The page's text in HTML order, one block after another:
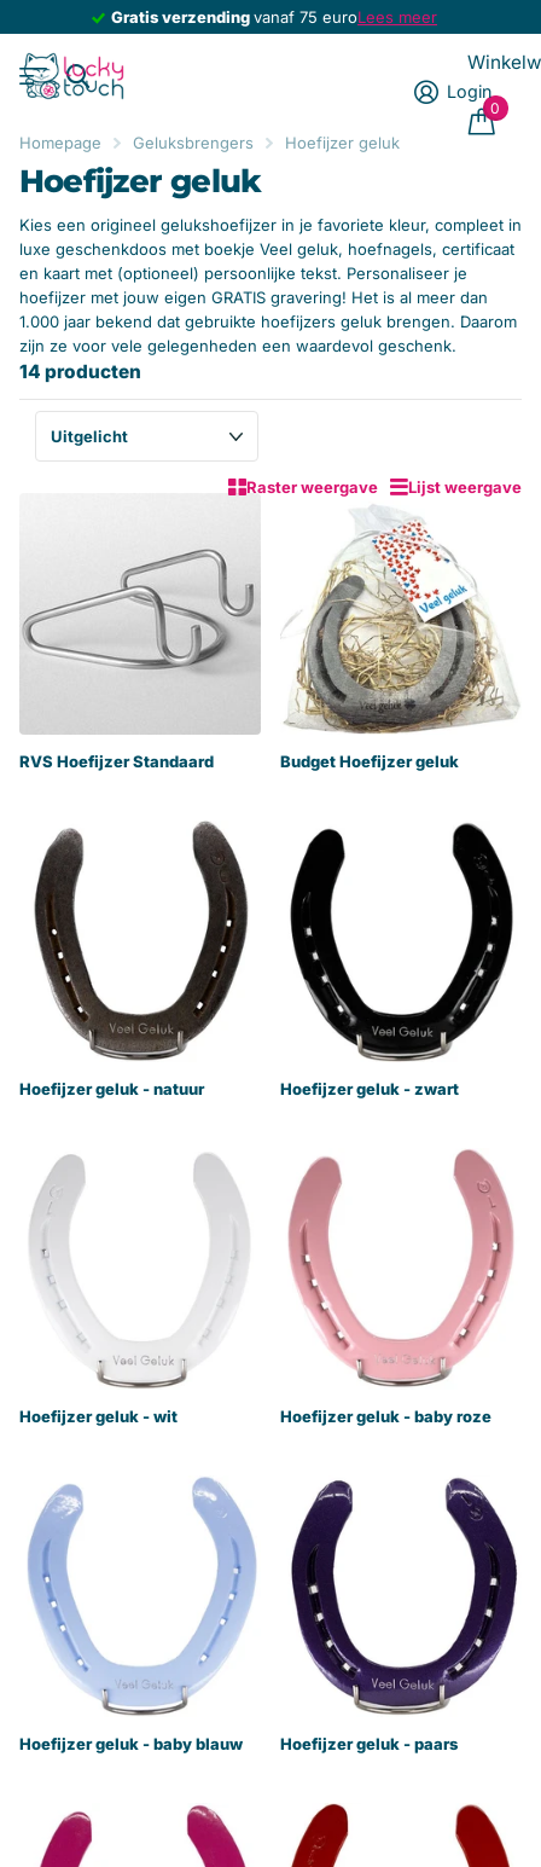
Gratis verzendingvanaf 75 euroLees meer
Gratis verzending
Login
0
Homepage Geluksbrengers Hoefijzer geluk
Hoefijzer geluk
Kies een origineel gelukshoefijzer in je favoriete kleur, compleet in
luxe geschenkdoos met boekje Veel geluk, hoefnagels, certificaat
en kaart met (optioneel) persoonlijke tekst. Personaliseer je
hoefijzer met jouw eigen GRATIS gravering! Het is al meer dan
1.000 jaar bekend dat gebruikte hoefijzers geluk brengen. Daarom
zijn ze voor vele gelegenheden een waardevol geschenk.
14 producten
Raster weergave Lijst weergave
RVS Hoefijzer Standaard Budget Hoefijzer geluk
Hoefijzer geluk - natuur Hoefijzer geluk - zwart
Hoefijzer geluk - wit Hoefijzer geluk - baby roze
Hoefijzer geluk - baby blauw Hoefijzer geluk - paars